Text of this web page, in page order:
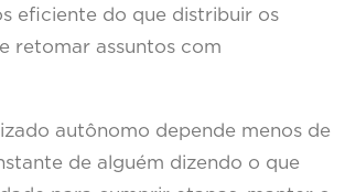
eficiente do que distribuir os
retomar assuntos com
autônomo depende menos de
de alguém dizendo o que